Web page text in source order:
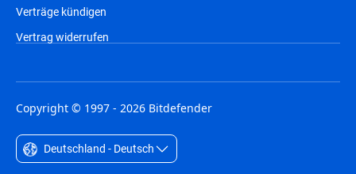
Verträge kündigen
Vertrag widerrufen
Copyright © 1997 - 2026 Bitdefender
Deutschland - Deutsch